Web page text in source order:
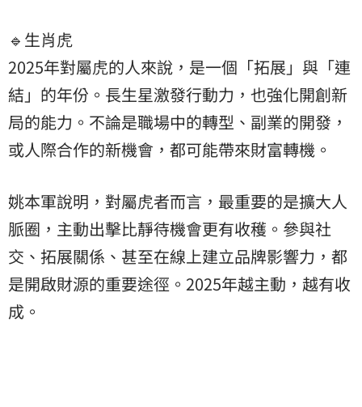
🔹生肖虎
2025年對屬虎的人來說，是一個「拓展」與「連
結」的年份。長生星激發行動力，也強化開創新
局的能力。不論是職場中的轉型、副業的開發，
或人際合作的新機會，都可能帶來財富轉機。
姚本軍說明，對屬虎者而言，最重要的是擴大人
脈圈，主動出擊比靜待機會更有收穫。參與社
交、拓展關係、甚至在線上建立品牌影響力，都
是開啟財源的重要途徑。2025年越主動，越有收
成。